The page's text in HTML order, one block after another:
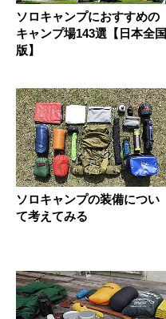
ソロキャンプにおすすめの
キャンプ場143選【日本全国
版】
ソロキャンプの装備につい
て考えてみる